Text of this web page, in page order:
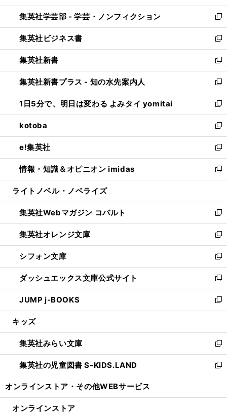
開
く
ウ
で
開
く
ン
ド
ウ
で
開
く
ウ
ィ
ン
ド
ウ
で
開
く
集英社学芸部 - 学芸・ノンフィクション
新
し
い
ウ
ィ
ン
ド
ウ
で
開
く
集英社ビジネス書
新
し
い
ウ
ィ
ン
ド
ウ
で
開
く
集英社新書
新
し
い
ウ
ィ
ン
ド
ウ
で
開
く
集英社新書プラス - 知の水先案内人
新
し
い
ウ
ィ
ン
ド
ウ
で
開
1日5分で、明日は変わる よみタイ yomitai
新
し
い
ウ
ィ
ン
ド
ウ
開
く
kotoba
新
し
い
ウ
ィ
ン
ウ
で
開
く
e!集英社
新
し
い
ウ
ン
ド
ウ
で
開
く
情報・知識＆オピニオン imidas
新
し
ウ
ィ
ン
ド
ウ
で
開
く
ライトノベル・ノベライズ
集英社Webマガジン コバルト
新
し
い
ウ
ィ
ン
ド
ウ
で
開
集英社オレンジ文庫
新
し
い
ウ
ィ
ン
ド
ウ
開
く
シフォン文庫
新
し
い
ウ
ィ
ン
ウ
で
開
く
ダッシュエックス文庫公式サイト
新
し
い
ウ
ン
ド
ウ
で
JUMP j-BOOKS
新
し
ウ
ィ
ン
ド
開
キッズ
集英社みらい文庫
新
し
い
ン
集英社の児童図書 S-KIDS.LAND
新
ウ
オンラインストア・ その他WEBサービス
オンラインストア